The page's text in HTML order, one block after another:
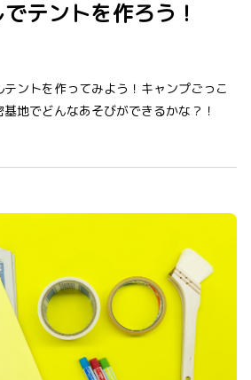
テントを作ろう！
ントを作ってみよう！キャンプごっこ
地でどんなあそびができるかな？！